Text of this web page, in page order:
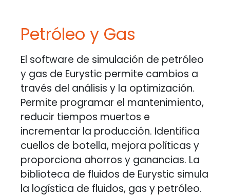
Petróleo y Gas
El software de simulación de petróleo
y gas de Eurystic permite cambios a
través del análisis y la optimización.
Permite programar el mantenimiento,
reducir tiempos muertos e
incrementar la producción. Identifica
cuellos de botella, mejora políticas y
proporciona ahorros y ganancias. La
biblioteca de fluidos de Eurystic simula
la logística de fluidos, gas y petróleo.